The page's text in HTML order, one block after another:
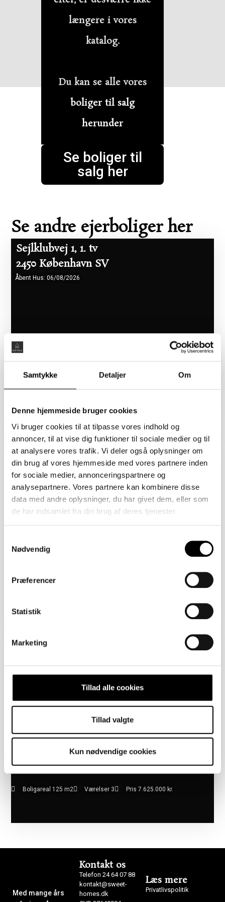
Samtykke Detaljer Om
Denne hjemmeside bruger cookies
Vi bruger cookies til at tilpasse vores indhold og
annoncer, til at vise dig funktioner til sociale medier og til
at analysere vores trafik. Vi deler også oplysninger om
din brug af vores hjemmeside med vores partnere inden
for sociale medier, annonceringspartnere og
analysepartnere. Vores partnere kan kombinere disse
data med andre oplysninger, du har givet dem, eller som
de har indsamlet fra din brug af deres tjenester.
Nødvendig
Præferencer
Statistik
Marketing
Tillad alle cookies
Tillad valgte
Kun nødvendige cookies
længere i vores
katalog.
Du kan se alle vores
boliger til salg
herunder
Se boliger til
salg her
Se andre ejerboliger her
Åbent Hus: 06/08/2026
Sejlklubvej 1, 1. tv
2450 København SV
Åbent Hus: 06/08/2026
Flyndervej 3, 1. tv
2450 København SV
Åbent Hus: 06/08/2026
Sejlklubvej 1B
Boligareal 125 m2 Værelser 3 Pris 7.625.000 kr.
Med mange års
Kontakt os
Telefon 24 64 07 88
kontakt@sweet-
homes.dk
Læs mere
Privatlivspolitik